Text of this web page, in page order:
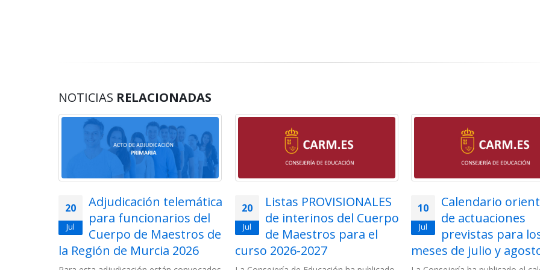
NOTICIAS RELACIONADAS
20
Jul
Adjudicación telemática
para funcionarios del
Cuerpo de Maestros de
la Región de Murcia 2026
20
Jul
Listas PROVISIONALES
de interinos del Cuerpo
de Maestros para el
curso 2026-2027
10
Jul
Calendario
de actuaciones
previstas para
meses de julio y